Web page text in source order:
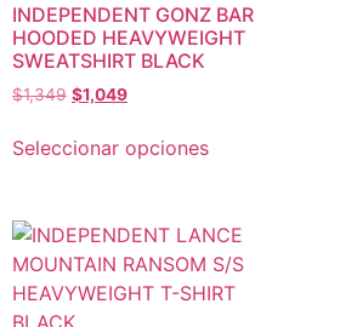
INDEPENDENT GONZ BAR
HOODED HEAVYWEIGHT
SWEATSHIRT BLACK
$1,349 $1,049
Seleccionar opciones